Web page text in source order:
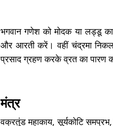
भगवान गणेश को मोदक या लड्डू
और आरती करें। वहीं चंद्रमा
प्रसाद ग्रहण करके व्रत का पारण
मंत्र
वक्रतुंड महाकाय, सूर्यकोटि समप्रभ,